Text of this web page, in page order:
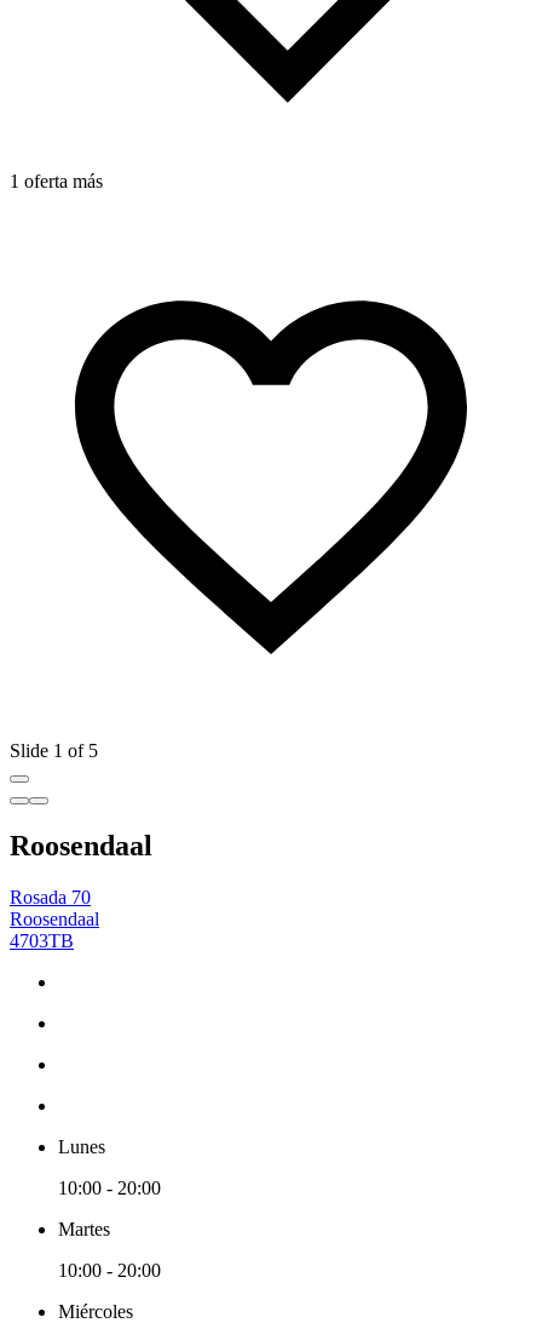
1 oferta más
Slide 1 of 5
Roosendaal
Rosada 70
Roosendaal
4703TB
Lunes
10:00 - 20:00
Martes
10:00 - 20:00
Miércoles